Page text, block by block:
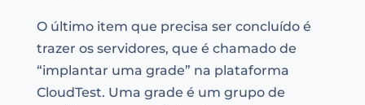
O último item que precisa ser concluído é
trazer os servidores, que é chamado de
“implantar uma grade” na plataforma
CloudTest. Uma grade é um grupo de